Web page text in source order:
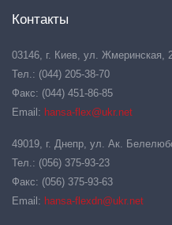
Контакты
03146, г. Киев, ул. Жмеринская,
Тел.: (044) 205-38-70
Факс: (044) 451-86-85
Email: hansa-flex@ukr.net
49019, г. Днепр, ул. Ак.
Тел.: (056) 375-93-23
Факс: (056) 375-93-63
Email: hansa-flexdn@ukr.net